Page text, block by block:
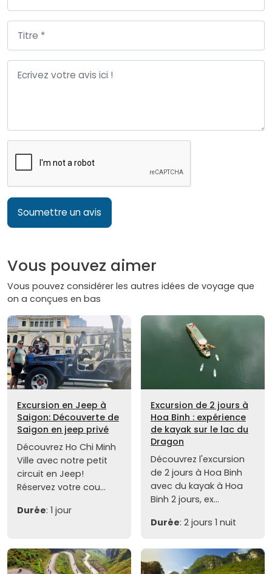
Soumettre un avis
Vous pouvez aimer
Vous pouvez considérer les autres idées de voyage que
on a conçues en bas
Excursion en Jeep à
Saigon: Découverte de
Saigon en jeep privé
Découvrez Ho Chi Minh
Ville avec notre petit
circuit en Jeep!
Réservez votre cou...
Durée: 1 jour
Excursion de 2 jours à
Hoa Binh : expérience
de kayak sur le lac du
Dragon
Découvrez l'excursion
de 2 jours à Hoa Binh
avec du kayak à Hoa
Binh 2 jours, ex...
Durée: 2 jours 1 nuit